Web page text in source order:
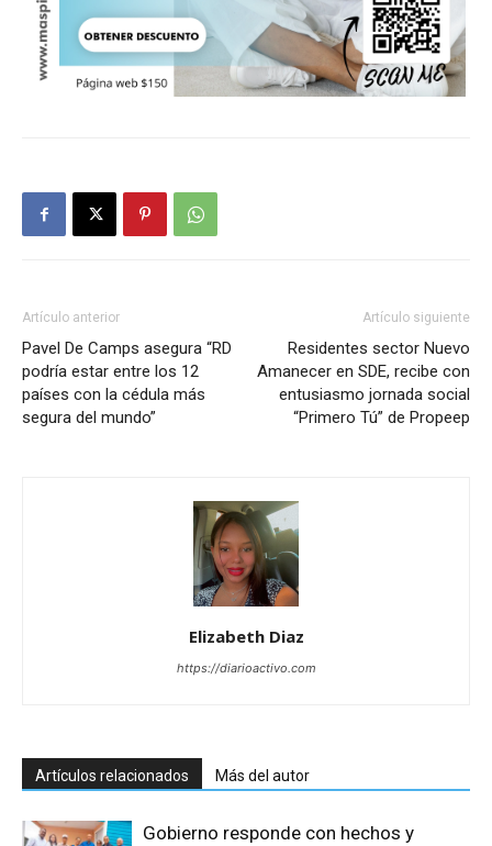
Artículo anterior
Pavel De Camps asegura “RD
podría estar entre los 12
países con la cédula más
segura del mundo”
Artículo siguiente
Residentes sector Nuevo
Amanecer en SDE, recibe con
entusiasmo jornada social
“Primero Tú” de Propeep
Elizabeth Diaz
https://diarioactivo.com
Artículos relacionados Más del autor
Gobierno responde con hechos y